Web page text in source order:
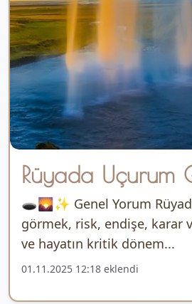
Rüyada Uçurum
🕳️🌄✨ Genel Yorum
görmek, risk, endişe, karar
ve hayatın kritik dönem...
01.11.2025 12:18 eklendi